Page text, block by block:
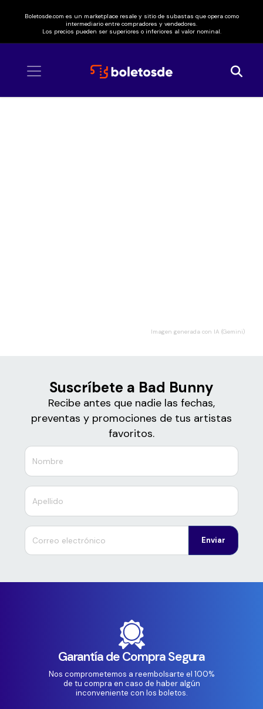
Boletosde.com es un marketplace resale y sitio de subastas que opera como
intermediario entre compradores y vendedores.
Los precios pueden ser superiores o inferiores al valor nominal.
Imagen generada con IA (Gemini)
Suscríbete a Bad Bunny
Recibe antes que nadie las fechas,
preventas y promociones de tus artistas
favoritos.
Enviar
Garantía de Compra Segura
Nos comprometemos a reembolsarte el 100%
de tu compra en caso de haber algún
inconveniente con los boletos.